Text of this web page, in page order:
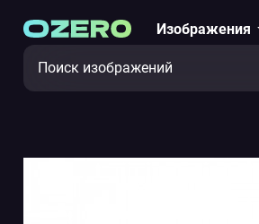
Изображения